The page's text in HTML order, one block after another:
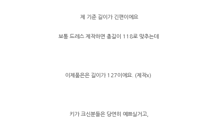
제 기준 길이가 긴편이에요
보통 드레스 제작하면 총길이 118로 맞추는데
이제품은은 길이가 127이에요. (제작x)
키가 크신분들은 당연히 예쁘실거고,